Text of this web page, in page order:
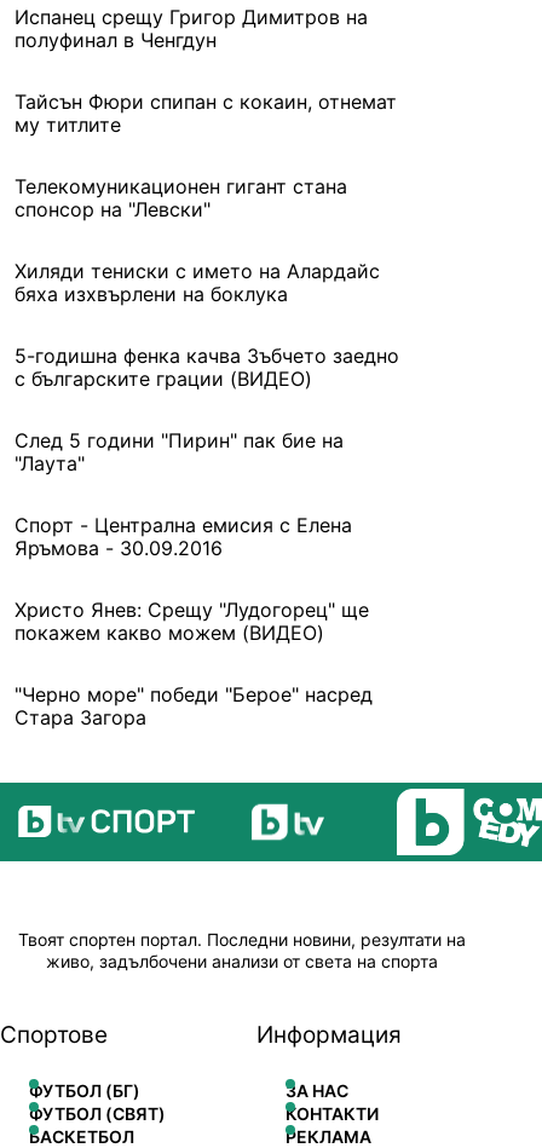
Испанец срещу Григор Димитров на
полуфинал в Ченгдун
Тайсън Фюри спипан с кокаин, отнемат
му титлите
Телекомуникационен гигант стана
спонсор на "Левски"
Хиляди тениски с името на Алардайс
бяха изхвърлени на боклука
5-годишна фенка качва Зъбчето заедно
с българските грации (ВИДЕО)
След 5 години "Пирин" пак бие на
"Лаута"
Спорт - Централна емисия с Елена
Яръмова - 30.09.2016
Христо Янев: Срещу "Лудогорец" ще
покажем какво можем (ВИДЕО)
"Черно море" победи "Берое" насред
Стара Загора
Твоят спортен портал. Последни новини, резултати на
живо, задълбочени анализи от света на спорта
Спортове
ФУТБОЛ (БГ)
ФУТБОЛ (СВЯТ)
БАСКЕТБОЛ
Информация
ЗА НАС
КОНТАКТИ
РЕКЛАМА